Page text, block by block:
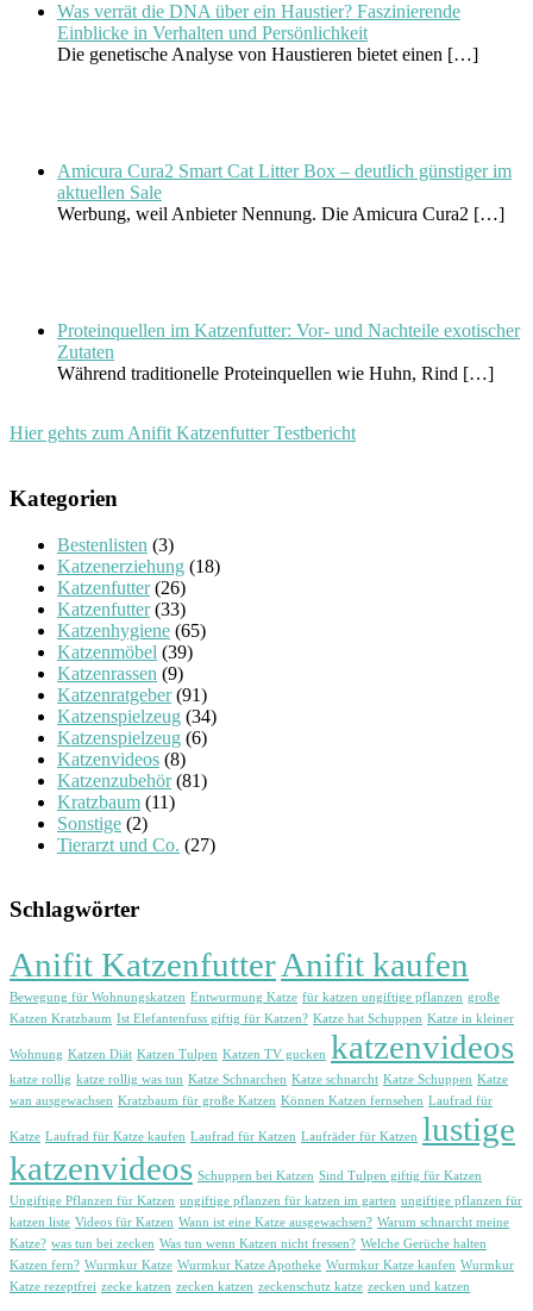
Was verrät die DNA über ein Haustier? Faszinierende
Einblicke in Verhalten und Persönlichkeit
Die genetische Analyse von Haustieren bietet einen […]
Amicura Cura2 Smart Cat Litter Box – deutlich günstiger im
aktuellen Sale
Werbung, weil Anbieter Nennung. Die Amicura Cura2 […]
Proteinquellen im Katzenfutter: Vor- und Nachteile exotischer
Zutaten
Während traditionelle Proteinquellen wie Huhn, Rind […]
Hier gehts zum Anifit Katzenfutter Testbericht
Kategorien
Bestenlisten (3)
Katzenerziehung (18)
Katzenfutter(26)
Katzenfutter(33)
Katzenhygiene (65)
Katzenmöbel (39)
Katzenrassen (9)
Katzenratgeber(91)
Katzenspielzeug (34)
Katzenspielzeug (6)
Katzenvideos (8)
Katzenzubehör(81)
Kratzbaum (11)
Sonstige (2)
Tierarzt und Co. (27)
Schlagwörter
Anifit KatzenfutterAnifit kaufen
Bewegung für Wohnungskatzen Entwurmung Katze für katzen ungiftige pflanzen große
Katzen Kratzbaum Ist Elefantenfuss giftig für Katzen? Katze hat Schuppen Katze in kleiner
Wohnung Katzen Diät Katzen Tulpen Katzen TV gucken katzenvideos
katze rollig katze rollig was tun Katze Schnarchen Katze schnarcht Katze Schuppen Katze
wan ausgewachsen Kratzbaum für große Katzen Können Katzen fernsehen Laufrad für
Katze Laufrad für Katze kaufen Laufrad für Katzen Laufräder für Katzen lustige
katzenvideos Schuppen bei Katzen Sind Tulpen giftig für Katzen
Ungiftige Pflanzen für Katzen ungiftige pflanzen für katzen im garten ungiftige pflanzen für
katzen liste Videos für Katzen Wann ist eine Katze ausgewachsen? Warum schnarcht meine
Katze? was tun bei zecken Was tun wenn Katzen nicht fressen? Welche Gerüche halten
Katzen fern? Wurmkur Katze Wurmkur Katze Apotheke Wurmkur Katze kaufen Wurmkur
Katze rezeptfrei zecke katzen zecken katzen zeckenschutz katze zecken und katzen